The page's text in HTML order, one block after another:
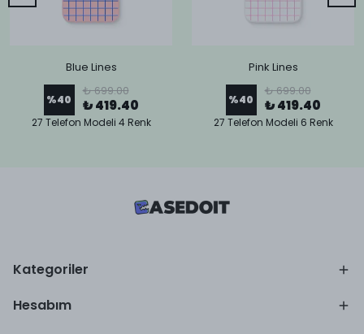
Blue Lines
%40
₺ 699.00
₺ 419.40
27 Telefon Modeli 4 Renk
Pink Lines
%40
₺ 699.00
₺ 419.40
27 Telefon Modeli 6 Renk
Kategoriler
Hesabım